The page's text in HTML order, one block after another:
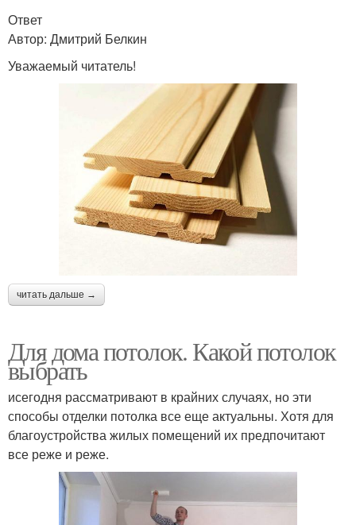
Ответ
Автор: Дмитрий Белкин
Уважаемый читатель!
читать дальше →
Для дома потолок. Какой потолок
выбрать
исегодня рассматривают в крайних случаях, но эти
способы отделки потолка все еще актуальны. Хотя для
благоустройства жилых помещений их предпочитают
все реже и реже.